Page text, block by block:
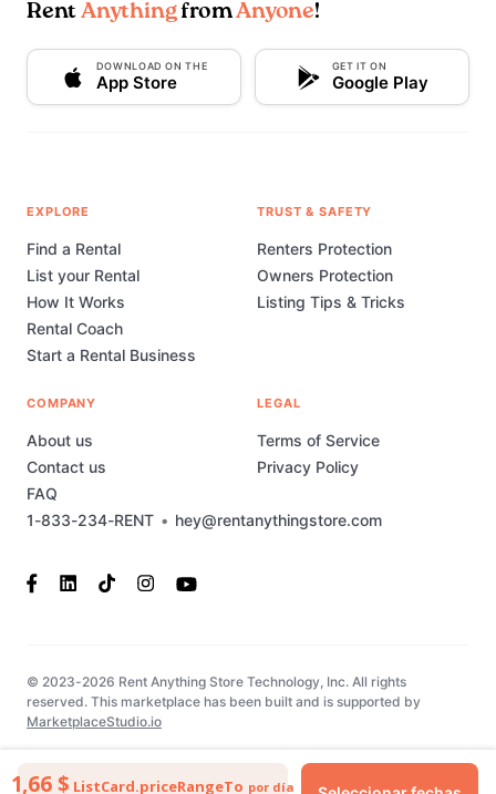
1,66 $ ListCard.priceRangeTo por día
Rent AnythingfromAnyone!
DOWNLOAD ON THE
App Store
GET IT ON
Google Play
1-833-234-RENT • hey@rentanythingstore.com
EXPLORE
Find a Rental
List your Rental
How It Works
Rental Coach
Start a Rental Business
TRUST & SAFETY
Renters Protection
Owners Protection
Listing Tips & Tricks
COMPANY
About us
Contact us
FAQ
LEGAL
Terms of Service
Privacy Policy
© 2023-2026 Rent Anything Store Technology, Inc. All rights
reserved. This marketplace has been built and is supported by
MarketplaceStudio.io